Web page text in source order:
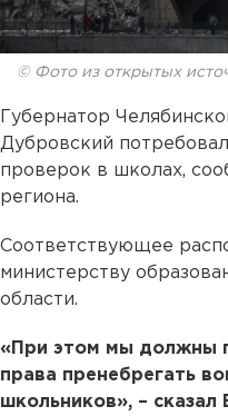
© Фото из открытых
Губернатор
Дубровский
проверок в школах,
региона.
Соответствующее
министерству
области.
«При этом мы должны
права пренебрегать
школьников», –